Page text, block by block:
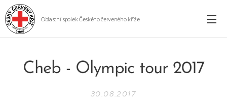
Oblastní spolek Českého červeného kříže
Cheb - Olympic tour 2017
30.08.2017